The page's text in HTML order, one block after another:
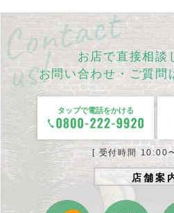
お店で直接相談
お問い合わせ・ご質問
タップで電話をかける
[ 受付時間 10:00
店舗案